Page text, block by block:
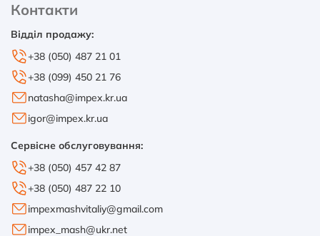
Контакти
Відділ продажу:
+38 (050) 487 21 01
+38 (099) 450 21 76
natasha@impex.kr.ua
igor@impex.kr.ua
Сервісне обслуговування:
+38 (050) 457 42 87
+38 (050) 487 22 10
impexmashvitaliy@gmail.com
impex_mash@ukr.net